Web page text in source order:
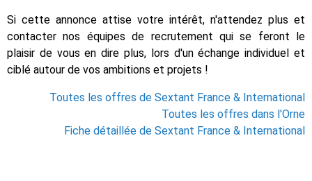
Si cette annonce attise votre intérêt, n'attendez plus et
contacter nos équipes de recrutement qui se feront le
plaisir de vous en dire plus, lors d'un échange individuel et
ciblé autour de vos ambitions et projets !
Toutes les offres de Sextant France & International
Toutes les offres dans l'Orne
Fiche détaillée de Sextant France & International